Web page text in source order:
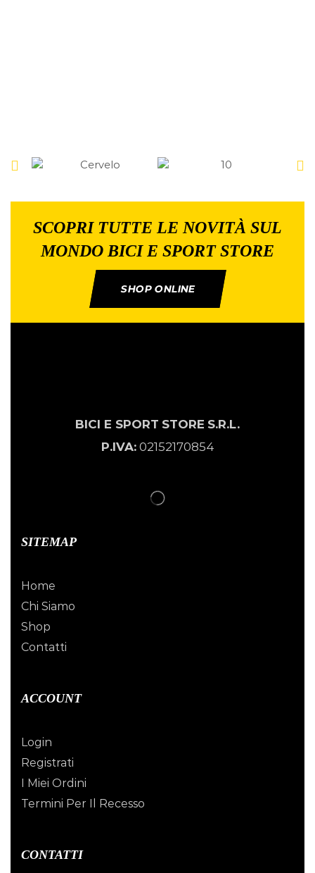
SCOPRI TUTTE LE NOVITÀ SUL
MONDO BICI E SPORT STORE
SHOP ONLINE
BICI E SPORT STORE S.R.L.
P.IVA:02152170854
SITEMAP
Home
Chi Siamo
Shop
Contatti
ACCOUNT
Login
Registrati
I Miei Ordini
Termini Per Il Recesso
CONTATTI